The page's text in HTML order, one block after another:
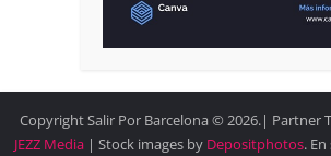
Copyright Salir Por Barcelona © 2026.| Partner
JEZZ Media | Stock images by Depositphotos.